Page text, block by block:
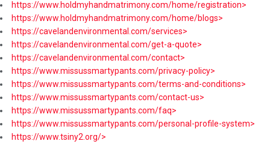
https://www.holdmyhandmatrimony.com/home/registration>
https://www.holdmyhandmatrimony.com/home/blogs>
https://cavelandenvironmental.com/services>
https://cavelandenvironmental.com/get-a-quote>
https://cavelandenvironmental.com/contact>
https://www.missussmartypants.com/privacy-policy>
https://www.missussmartypants.com/terms-and-conditions>
https://www.missussmartypants.com/contact-us>
https://www.missussmartypants.com/faq>
https://www.missussmartypants.com/personal-profile-system>
https://www.tsiny2.org/>